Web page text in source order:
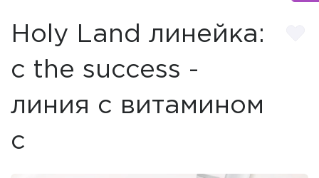
Holy Land линейка:
c the success -
линия с витамином
c